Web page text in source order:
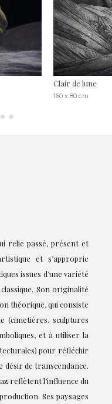
Clair de lune
160 x 80 cm
relie passé, présent et
et s’approprie
issues d’une variété
Son originalité
théorique, qui consiste
(cimetières, sculptures
et à utiliser la
pour réfléchir
de transcendance.
reflètent l’influence du
Ses paysages